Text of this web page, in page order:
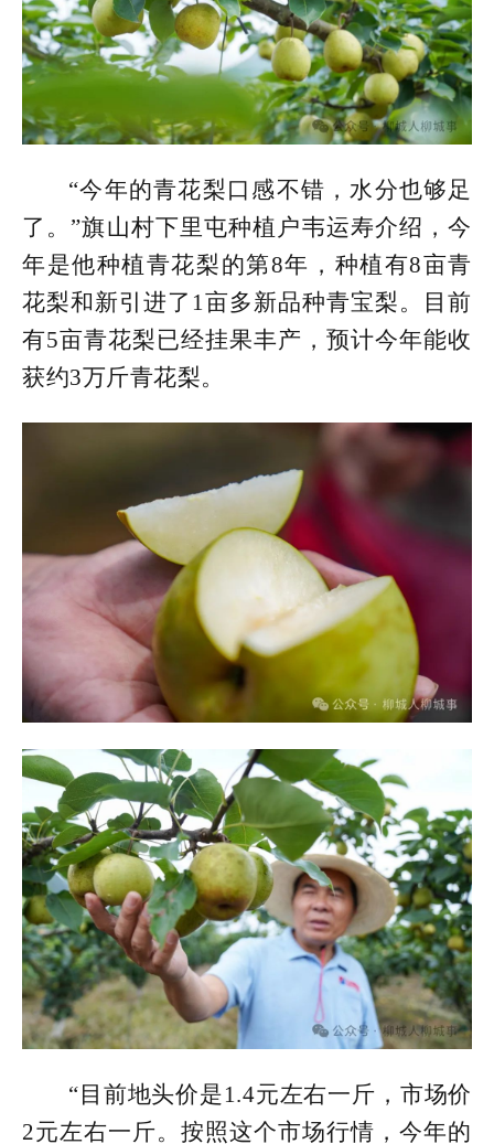
“今年的青花梨口感不错，水分也够足
了。”旗山村下里屯种植户韦运寿介绍，今
年是他种植青花梨的第8年，种植有8亩青
花梨和新引进了1亩多新品种青宝梨。目前
有5亩青花梨已经挂果丰产，预计今年能收
获约3万斤青花梨。
“目前地头价是1.4元左右一斤，市场价
2元左右一斤。按照这个市场行情，今年的